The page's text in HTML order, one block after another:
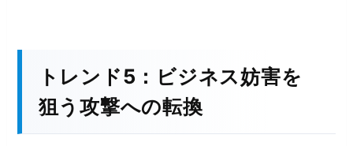
トレンド5：ビジネス妨害を
狙う攻撃への転換